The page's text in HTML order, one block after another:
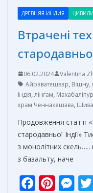
ДРЕВНЯЯ ИНДИЯ
Втрачені
06.02.2024 Valentina
Айраватешвар, Вішну,
Індія, лінгам,
храм Ченнакешава, Шива
Продовження статті
стародавньої Індії»
з монолітних скель…..
з базальту, наче
F Pi M